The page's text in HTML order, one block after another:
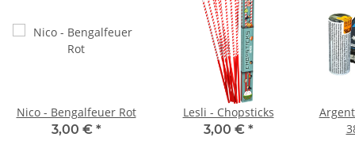
Nico - Bengalfeuer Rot
3,00 € *
Lesli - Chopsticks
3,00 € *